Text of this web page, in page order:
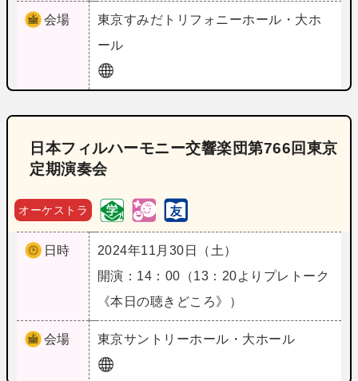
会場 東京すみだトリフォニーホール・大ホ
ール
日本フィルハーモニー交響楽団第766回東京
定期演奏会
オーケストラ
日時
2024年11月30日（土）
開演：14：00（13：20よりプレトーク
《本日の聴きどころ》）
会場 東京サントリーホール・大ホール